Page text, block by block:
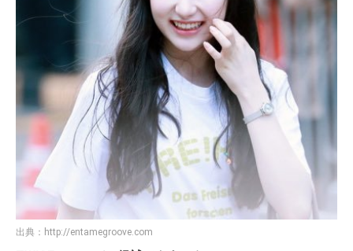
出典： http://entamegroove.com